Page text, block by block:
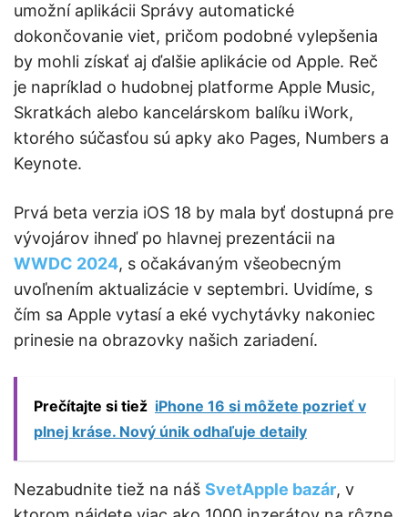
umožní aplikácii Správy automatické
dokončovanie viet, pričom podobné vylepšenia
by mohli získať aj ďalšie aplikácie od Apple. Reč
je napríklad o hudobnej platforme Apple Music,
Skratkách alebo kancelárskom balíku iWork,
ktorého súčasťou sú apky ako Pages, Numbers a
Keynote.
Prvá beta verzia iOS 18 by mala byť dostupná pre
vývojárov ihneď po hlavnej prezentácii na
WWDC 2024, s očakávaným všeobecným
uvoľnením aktualizácie v septembri. Uvidíme, s
čím sa Apple vytasí a eké vychytávky nakoniec
prinesie na obrazovky našich zariadení.
Prečítajte si tiež iPhone 16 si môžete pozrieť v
plnej kráse. Nový únik odhaľuje detaily
Nezabudnite tiež na náš SvetApple bazár, v